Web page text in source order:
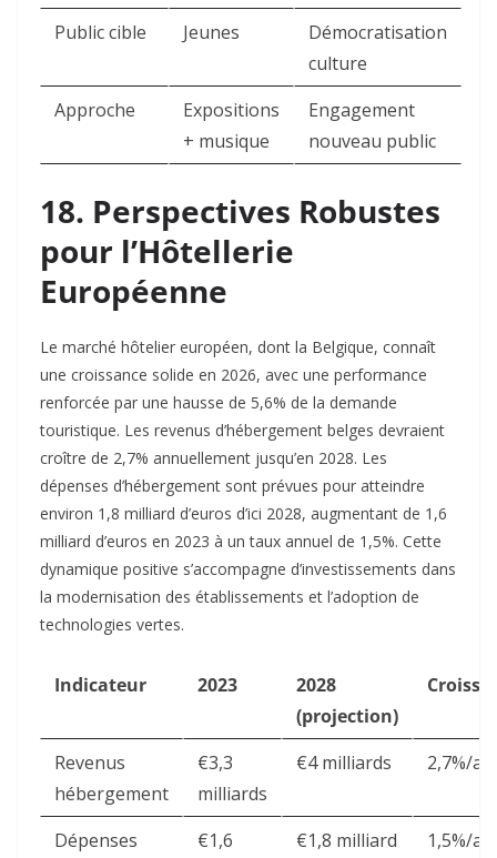
Public cible
Jeunes
Démocratisation
culture
Approche
Expositions
+ musique
Engagement
nouveau public
18. Perspectives Robustes
pour l’Hôtellerie
Européenne
Le marché hôtelier européen, dont la Belgique, connaît
une croissance solide en 2026, avec une performance
renforcée par une hausse de 5,6% de la demande
touristique. Les revenus d’hébergement belges devraient
croître de 2,7% annuellement jusqu’en 2028. Les
dépenses d’hébergement sont prévues pour atteindre
environ 1,8 milliard d’euros d’ici 2028, augmentant de 1,6
milliard d’euros en 2023 à un taux annuel de 1,5%. Cette
dynamique positive s’accompagne d’investissements dans
la modernisation des établissements et l’adoption de
technologies vertes.​
Indicateur 2023
2028
(projection)
Revenus
hébergement
€3,3
milliards
€4 milliards 2,7%/an
Dépenses
€1,6
€1,8 milliard 1,5%/an